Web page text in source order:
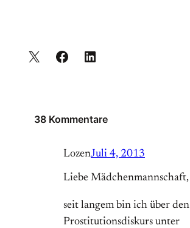
38 Kommentare
LozenJuli 4, 2013
Liebe Mädchenmannschaft,
seit langem bin ich über den
Prostitutionsdiskurs unter